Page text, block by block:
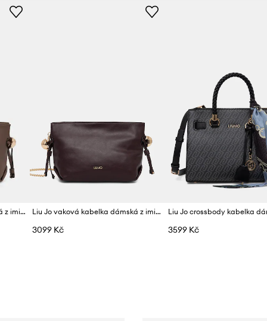
Liu Jo vaková kabelka dámská z imitace kůže Liu Jo vaková kabelka dámská z imitace kůže
3099 Kč
Liu Jo crossbody kabelka
3599 Kč